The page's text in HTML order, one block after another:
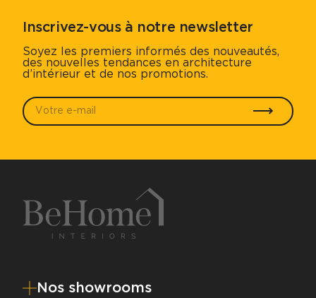
Inscrivez-vous à notre newsletter
Soyez les premiers informés des nouveautés,
des nouvelles tendances en architecture
d’intérieur et de nos promotions.
Votre e-mail
Envoyer
Nos showrooms